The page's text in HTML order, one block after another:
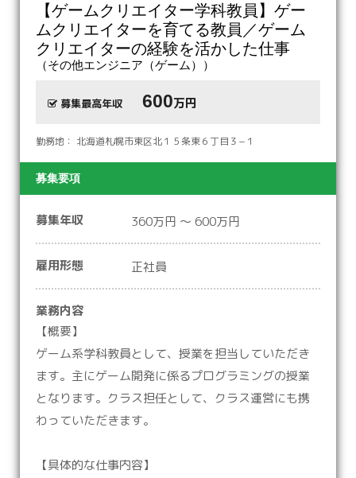
【ゲームクリエイター学科教員】ゲー
ムクリエイターを育てる教員／ゲーム
クリエイターの経験を活かした仕事
（その他エンジニア（ゲーム））
募集最高年収 600万円
勤務地： 北海道札幌市東区北１５条東６丁目３−１
募集要項
募集年収 360万円 ～ 600万円
雇用形態 正社員
業務内容
【概要】
ゲーム系学科教員として、授業を担当していただき
ます。主にゲーム開発に係るプログラミングの授業
となります。クラス担任として、クラス運営にも携
わっていただきます。
【具体的な仕事内容】